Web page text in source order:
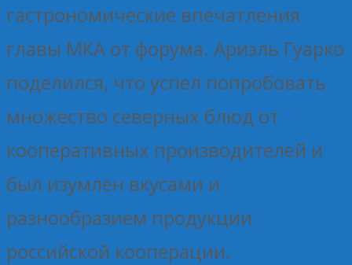
гастрономические впечатления
главы МКА от форума. Ариэль Гуарко
поделился, что успел попробовать
множество северных блюд от
кооперативных производителей и
был изумлен вкусами и
разнообразием продукции
российской кооперации.